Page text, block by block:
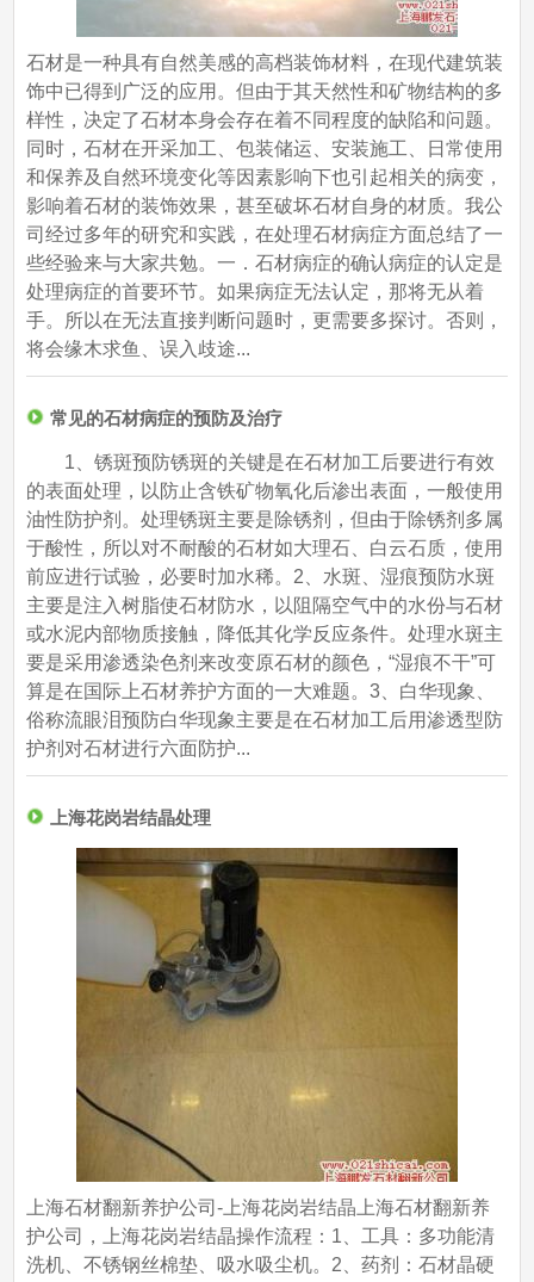
石材是一种具有自然美感的高档装饰材料，在现代建筑装
饰中已得到广泛的应用。但由于其天然性和矿物结构的多
样性，决定了石材本身会存在着不同程度的缺陷和问题。
同时，石材在开采加工、包装储运、安装施工、日常使用
和保养及自然环境变化等因素影响下也引起相关的病变，
影响着石材的装饰效果，甚至破坏石材自身的材质。我公
司经过多年的研究和实践，在处理石材病症方面总结了一
些经验来与大家共勉。一．石材病症的确认病症的认定是
处理病症的首要环节。如果病症无法认定，那将无从着
手。所以在无法直接判断问题时，更需要多探讨。否则，
将会缘木求鱼、误入歧途...
常见的石材病症的预防及治疗
1、锈斑预防锈斑的关键是在石材加工后要进行有效
的表面处理，以防止含铁矿物氧化后渗出表面，一般使用
油性防护剂。处理锈斑主要是除锈剂，但由于除锈剂多属
于酸性，所以对不耐酸的石材如大理石、白云石质，使用
前应进行试验，必要时加水稀。2、水斑、湿痕预防水斑
主要是注入树脂使石材防水，以阻隔空气中的水份与石材
或水泥内部物质接触，降低其化学反应条件。处理水斑主
要是采用渗透染色剂来改变原石材的颜色，“湿痕不干”可
算是在国际上石材养护方面的一大难题。3、白华现象、
俗称流眼泪预防白华现象主要是在石材加工后用渗透型防
护剂对石材进行六面防护...
上海花岗岩结晶处理
上海石材翻新养护公司-上海花岗岩结晶上海石材翻新养
护公司，上海花岗岩结晶操作流程：1、工具：多功能清
洗机、不锈钢丝棉垫、吸水吸尘机。2、药剂：石材晶硬